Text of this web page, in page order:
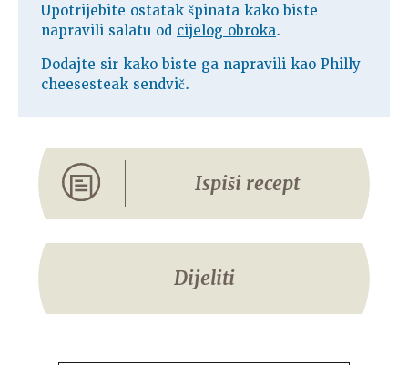
Upotrijebite ostatak špinata kako biste
napravili salatu od cijelog obroka.
Dodajte sir kako biste ga napravili kao Philly
cheesesteak sendvič.
Ispiši recept
Dijeliti